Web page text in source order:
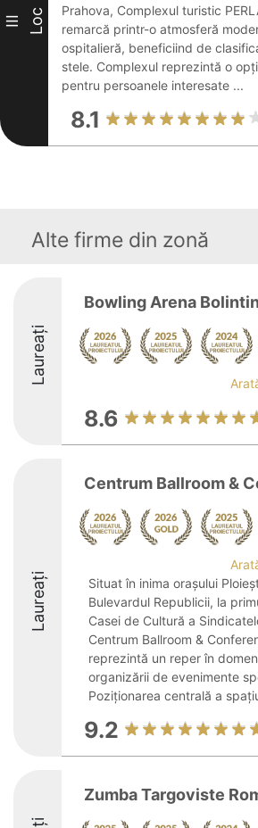
III Loc
Prahova, Complexul turistic
remarcă printr-o atmosferă
ospitalieră, beneficiind de
stele. Complexul reprezintă o
pentru persoanele interesate ...
8.1
Alte firme din zonă
Laureați
Bowling Arena
8.6
Laureați
Centrum Ballroom &
Situat în inima orașului
Bulevardul Republicii, la
Casei de Cultură a
Centrum Ballroom &
reprezintă un reper în
organizării de evenimente
Poziționarea centrală a
9.2
Zumba Targoviste